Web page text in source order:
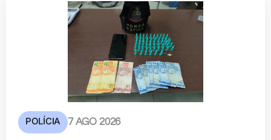
POLÍCIA 7 AGO 2026